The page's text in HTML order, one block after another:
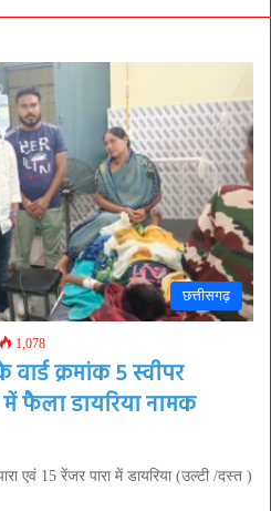
छत्तीसगढ़
1,078
क्रमांक 5 स्वीपर
में फैला डायरिया नामक
एवं 15 रेंजर पारा में डायरिया (उल्टी /दस्त )